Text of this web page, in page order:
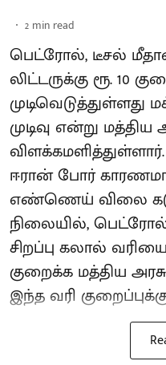
2 min read
பெட்ரோல், டீசல்
லிட்டருக்கு ரூ. 10
முடிவெடுத்துள்ளது
முடிவு என்று
விளக்கமளித்துள்ளார்.
ஈரான் போர்
எண்ணெய் விலை
நிலையில்,
சிறப்பு கலால் வரியை
குறைக்க மத்திய
இந்த வரி